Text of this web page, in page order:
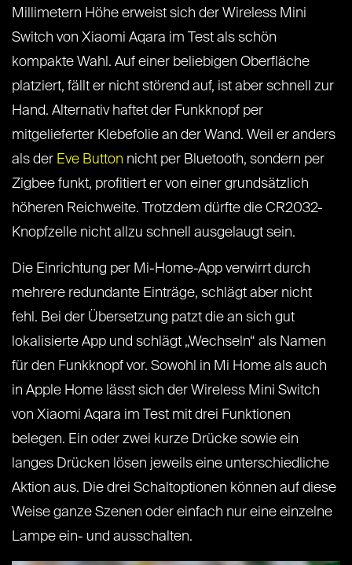
Millimetern Höhe erweist sich der Wireless Mini
Switch von Xiaomi Aqara im Test als schön
kompakte Wahl. Auf einer beliebigen Oberfläche
platziert, fällt er nicht störend auf, ist aber schnell zur
Hand. Alternativ haftet der Funkknopf per
mitgelieferter Klebefolie an der Wand. Weil er anders
als der Eve Button nicht per Bluetooth, sondern per
Zigbee funkt, profitiert er von einer grundsätzlich
höheren Reichweite. Trotzdem dürfte die CR2032-
Knopfzelle nicht allzu schnell ausgelaugt sein.
Die Einrichtung per Mi-Home-App verwirrt durch
mehrere redundante Einträge, schlägt aber nicht
fehl. Bei der Übersetzung patzt die an sich gut
lokalisierte App und schlägt „Wechseln“ als Namen
für den Funkknopf vor. Sowohl in Mi Home als auch
in Apple Home lässt sich der Wireless Mini Switch
von Xiaomi Aqara im Test mit drei Funktionen
belegen. Ein oder zwei kurze Drücke sowie ein
langes Drücken lösen jeweils eine unterschiedliche
Aktion aus. Die drei Schaltoptionen können auf diese
Weise ganze Szenen oder einfach nur eine einzelne
Lampe ein- und ausschalten.